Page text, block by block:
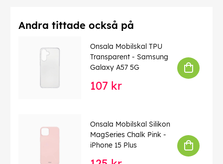
Andra tittade också på
Onsala Mobilskal TPU
Transparent - Samsung
Galaxy A57 5G
107 kr
Onsala Mobilskal Silikon
MagSeries Chalk Pink -
iPhone 15 Plus